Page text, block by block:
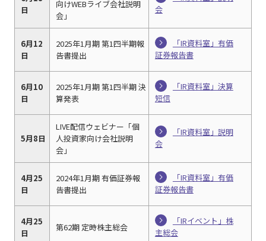
日
向けWEBライブ会社説明
会」
会
6月12
日
2025年1月期 第1四半期報
告書提出
「IR資料室」有価
証券報告書
6月10
日
2025年1月期 第1四半期 決
算発表
「IR資料室」決算
短信
5月8日
LIVE配信ウェビナー「個
人投資家向け会社説明
会」
「IR資料室」説明
会
4月25
日
2024年1月期 有価証券報
告書提出
「IR資料室」有価
証券報告書
4月25
日
第62期 定時株主総会
「IRイベント」株
主総会